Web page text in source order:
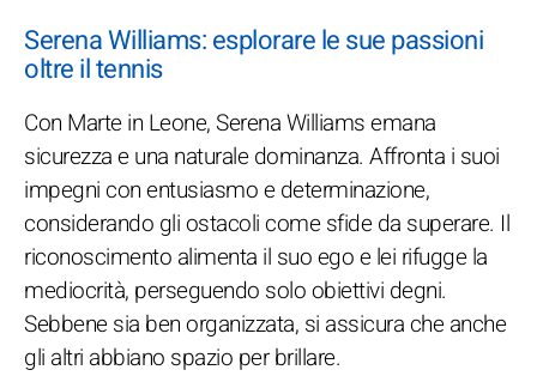
Serena Williams: esplorare le sue passioni
oltre il tennis
Con Marte in Leone, Serena Williams emana
sicurezza e una naturale dominanza. Affronta i suoi
impegni con entusiasmo e determinazione,
considerando gli ostacoli come sfide da superare. Il
riconoscimento alimenta il suo ego e lei rifugge la
mediocrità, perseguendo solo obiettivi degni.
Sebbene sia ben organizzata, si assicura che anche
gli altri abbiano spazio per brillare.